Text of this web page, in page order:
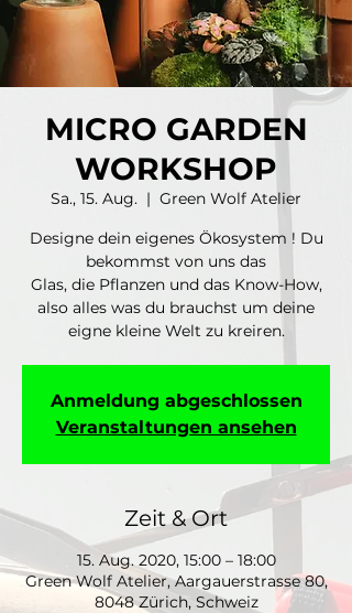
MICRO GARDEN
WORKSHOP
Sa., 15. Aug.
  |
Green Wolf Atelier
Designe dein eigenes Ökosystem ! Du
bekommst von uns das
Glas, die Pflanzen und das Know-How,
also alles was du brauchst um deine
eigne kleine Welt zu kreiren.
Anmeldung abgeschlossen
Veranstaltungen ansehen
Zeit & Ort
15. Aug. 2020, 15:00 – 18:00
Green Wolf Atelier, Aargauerstrasse 80,
8048 Zürich, Schweiz